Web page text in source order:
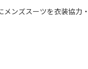
ンズスーツを衣装協力